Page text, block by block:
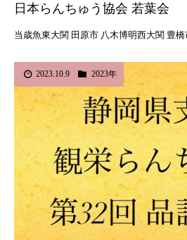
日本らんちゅう協会 若葉会
当歳魚東大関 田原市 八木博明西大関 豊橋
2023.10.9 2023年